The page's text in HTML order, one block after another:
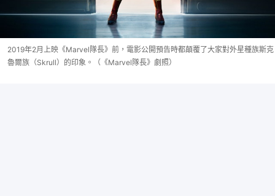
2019年2月上映《Marvel隊長》前，電影公開預告時都顛覆了大家對外星種族斯克
魯爾族（Skrull）的印象。（《Marvel隊長》劇照）